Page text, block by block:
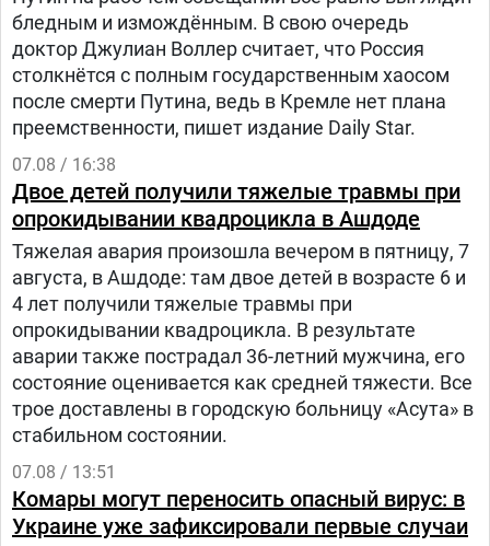
бледным и измождённым. В свою очередь
доктор Джулиан Воллер считает, что Россия
столкнётся с полным государственным хаосом
после смерти Путина, ведь в Кремле нет плана
преемственности, пишет издание Daily Star.
07.08 / 16:38
Двое детей получили тяжелые травмы при
опрокидывании квадроцикла в Ашдоде
Тяжелая авария произошла вечером в пятницу, 7
августа, в Ашдоде: там двое детей в возрасте 6 и
4 лет получили тяжелые травмы при
опрокидывании квадроцикла. В результате
аварии также пострадал 36-летний мужчина, его
состояние оценивается как средней тяжести. Все
трое доставлены в городскую больницу «Асута» в
стабильном состоянии.
07.08 / 13:51
Комары могут переносить опасный вирус: в
Украине уже зафиксировали первые случаи